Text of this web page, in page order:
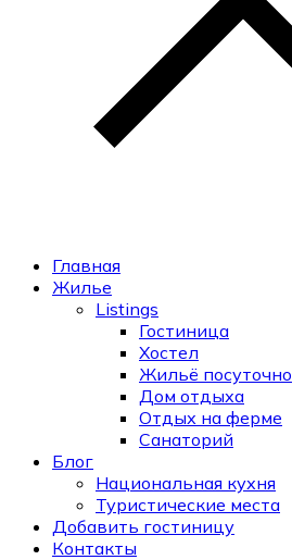
Главная
Жилье
Listings
Гостиница
Хостел
Жильё посуточно
Дом отдыха
Отдых на ферме
Санаторий
Блог
Национальная кухня
Туристические места
Добавить гостиницу
Контакты